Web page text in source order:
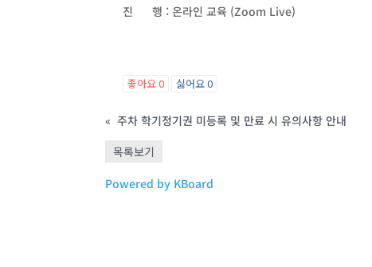
진 행 : 온라인 교육 (Zoom Live)
좋아요0 싫어요0
« 주차 학기정기권 미등록 및 만료 시 유의사항 안내
목록보기
Powered by KBoard